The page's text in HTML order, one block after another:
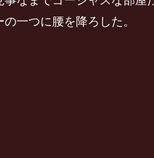
一つに腰を降ろした。